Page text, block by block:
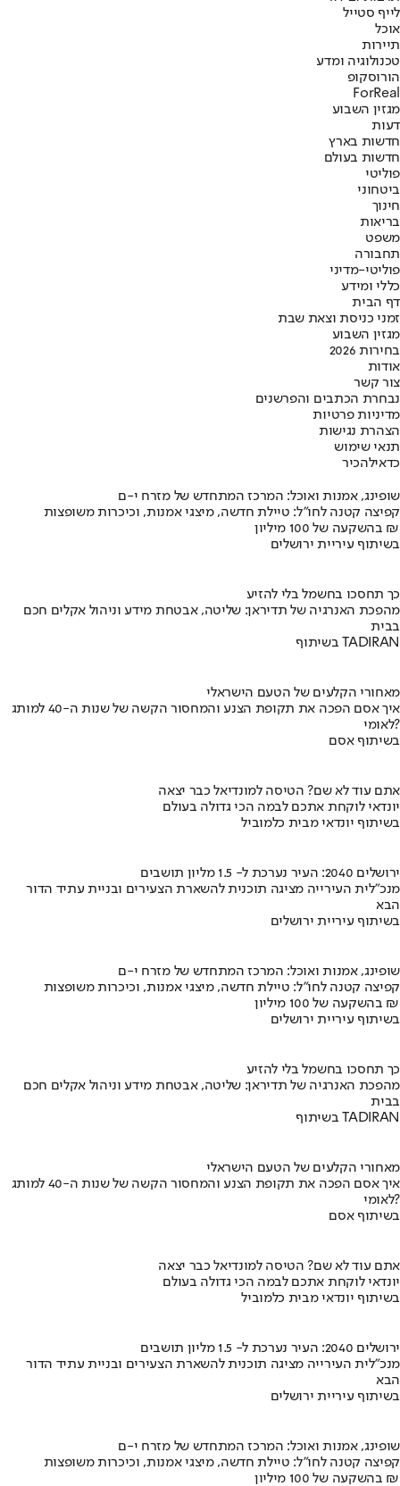
לייף סטייל
אוכל
תיירות
טכנולוגיה ומדע
הורוסקופ
ForReal
מגזין השבוע
דעות
חדשות בארץ
חדשות בעולם
פוליטי
ביטחוני
חינוך
בריאות
משפט
תחבורה
פוליטי-מדיני
כללי ומידע
דף הבית
זמני כניסת וצאת שבת
מגזין השבוע
בחירות 2026
אודות
צור קשר
נבחרת הכתבים והפרשנים
מדיניות פרטיות
הצהרת נגישות
תנאי שימוש
כדאילהכיר
שופינג, אמנות ואוכל: המרכז המתחדש של מזרח י-ם
קפיצה קטנה לחו"ל: טיילת חדשה, מיצגי אמנות, וכיכרות משופצות
בהשקעה של 100 מיליון ₪
בשיתוף עיריית ירושלים
כך תחסכו בחשמל בלי להזיע
מהפכת האנרגיה של תדיראן: שליטה, אבטחת מידע וניהול אקלים חכם
בבית
בשיתוף TADIRAN
מאחורי הקלעים של הטעם הישראלי
איך אסם הפכה את תקופת הצנע והמחסור הקשה של שנות ה-40 למותג
לאומי?
בשיתוף אסם
אתם עוד לא שם? הטיסה למונדיאל כבר יצאה
יונדאי לוקחת אתכם לבמה הכי גדולה בעולם
בשיתוף יונדאי מבית כלמוביל
ירושלים 2040: העיר נערכת ל- 1.5 מליון תושבים
מנכ"לית העירייה מציגה תוכנית להשארת הצעירים ובניית עתיד הדור
הבא
בשיתוף עיריית ירושלים
שופינג, אמנות ואוכל: המרכז המתחדש של מזרח י-ם
קפיצה קטנה לחו"ל: טיילת חדשה, מיצגי אמנות, וכיכרות משופצות
בהשקעה של 100 מיליון ₪
בשיתוף עיריית ירושלים
כך תחסכו בחשמל בלי להזיע
מהפכת האנרגיה של תדיראן: שליטה, אבטחת מידע וניהול אקלים חכם
בבית
בשיתוף TADIRAN
מאחורי הקלעים של הטעם הישראלי
איך אסם הפכה את תקופת הצנע והמחסור הקשה של שנות ה-40 למותג
לאומי?
בשיתוף אסם
אתם עוד לא שם? הטיסה למונדיאל כבר יצאה
יונדאי לוקחת אתכם לבמה הכי גדולה בעולם
בשיתוף יונדאי מבית כלמוביל
ירושלים 2040: העיר נערכת ל- 1.5 מליון תושבים
מנכ"לית העירייה מציגה תוכנית להשארת הצעירים ובניית עתיד הדור
הבא
בשיתוף עיריית ירושלים
שופינג, אמנות ואוכל: המרכז המתחדש של מזרח י-ם
קפיצה קטנה לחו"ל: טיילת חדשה, מיצגי אמנות, וכיכרות משופצות
בהשקעה של 100 מיליון ₪